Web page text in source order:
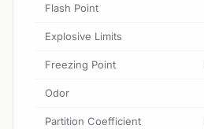
Flash Point
Explosive Limits
Freezing Point
Odor
Partition Coefficient